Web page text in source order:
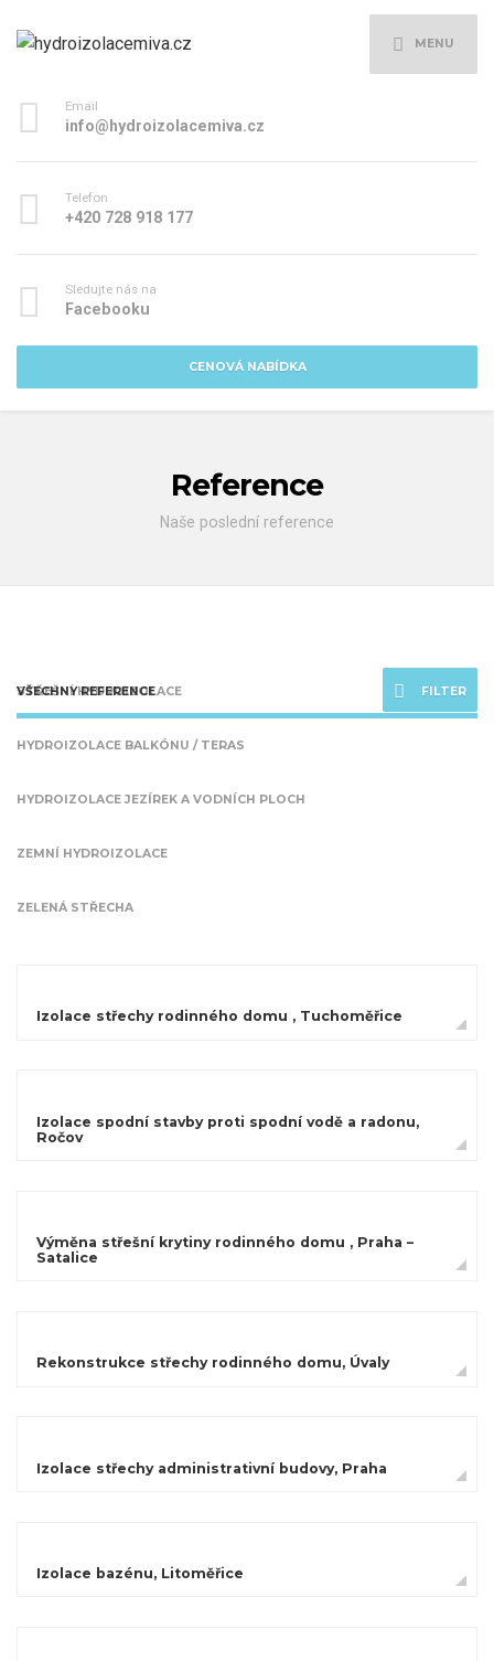
MENU
CENOVÁ NABÍDKA
Email
info@hydroizolacemiva.cz
Telefon
+420 728 918 177
Sledujte nás na
Facebooku
Reference
Naše poslední reference
FILTER
VŠECHNY REFERENCE
STŘEŠNÍ HYDROIZOLACE
HYDROIZOLACE BALKÓNU / TERAS
HYDROIZOLACE JEZÍREK A VODNÍCH PLOCH
ZEMNÍ HYDROIZOLACE
ZELENÁ STŘECHA
Izolace střechy rodinného domu , Tuchoměřice
Izolace spodní stavby proti spodní vodě a radonu,
Ročov
Výměna střešní krytiny rodinného domu , Praha –
Satalice
Rekonstrukce střechy rodinného domu, Úvaly
Izolace střechy administrativní budovy, Praha
Izolace bazénu, Litoměřice